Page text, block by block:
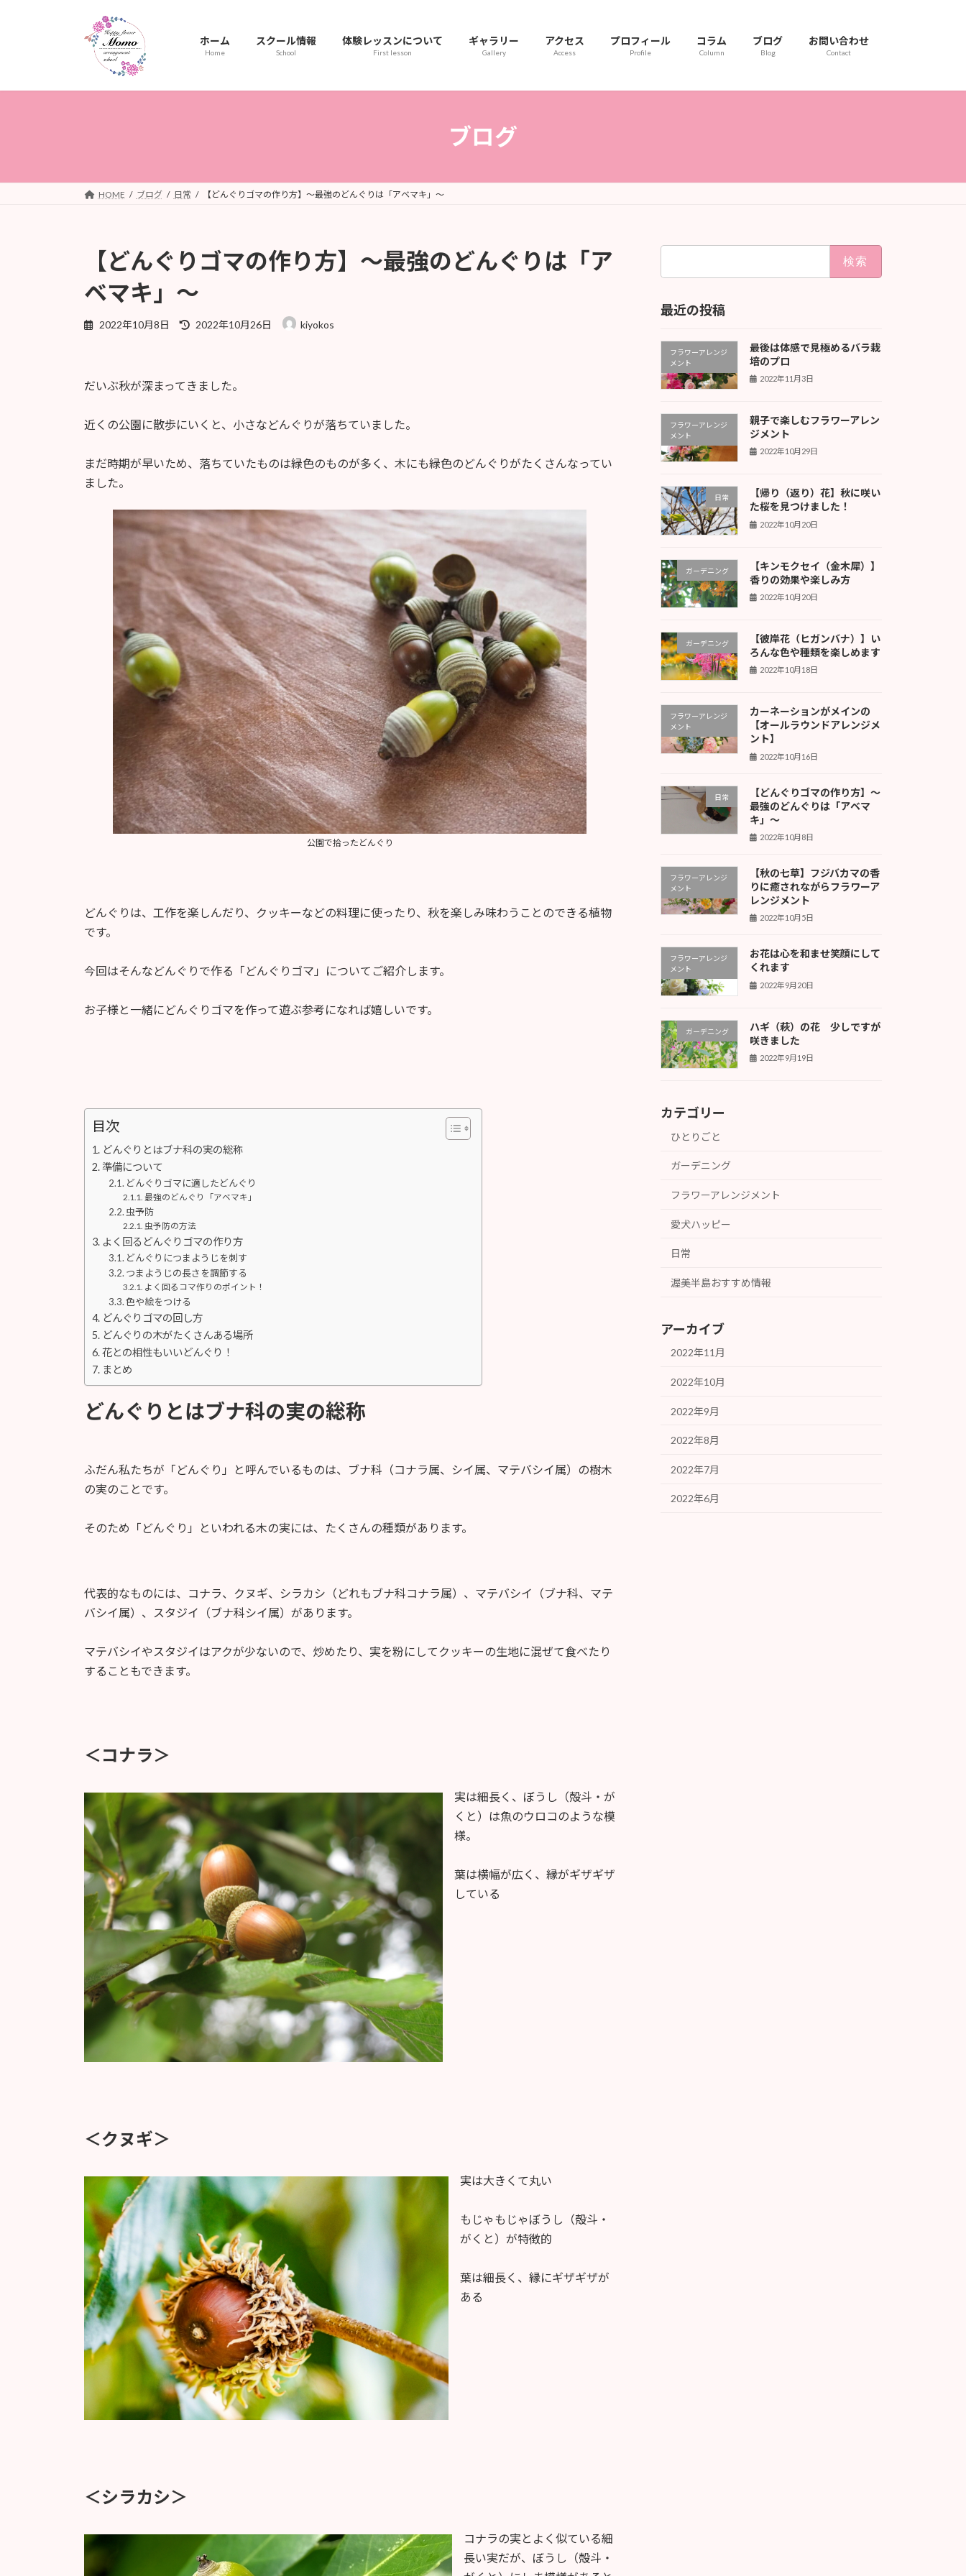
へ
ョ
ホーム
Home
スクール情報
School
体験レッスンについて
First lesson
ギャラリー
Gallery
アクセス
Access
プロフィール
Profile
コラム
Column
ブログ
Blog
お問い合わせ
Contact
ブログ
HOME ブログ 日常 【どんぐりゴマの作り方】〜最強のどんぐりは「アベマキ」〜
【どんぐりゴマの作り方】〜最強のどんぐりは「ア
ベマキ」〜
2022年10月8日
最
日
時
2022年10月26日 kiyokos
だいぶ秋が深まってきました。
近くの公園に散歩にいくと、小さなどんぐりが落ちていました。
まだ時期が早いため、落ちていたものは緑色のものが多く、木にも緑色のどんぐりがたくさんなってい
ました。
公園で拾ったどんぐり
どんぐりは、工作を楽しんだり、クッキーなどの料理に使ったり、秋を楽しみ味わうことのできる植物
です。
今回はそんなどんぐりで作る「どんぐりゴマ」についてご紹介します。
お子様と一緒にどんぐりゴマを作って遊ぶ参考になれば嬉しいです。
目次
どんぐりとはブナ科の実の総称
準備について
どんぐりゴマに適したどんぐり
最強のどんぐり「アベマキ」
虫予防
虫予防の方法
よく回るどんぐりゴマの作り方
どんぐりにつまようじを刺す
つまようじの長さを調節する
よく回るコマ作りのポイント！
色や絵をつける
どんぐりゴマの回し方
どんぐりの木がたくさんある場所
花との相性もいいどんぐり！
まとめ
どんぐりとはブナ科の実の総称
ふだん私たちが「どんぐり」と呼んでいるものは、ブナ科（コナラ属、シイ属、マテバシイ属）の樹木
の実のことです。
そのため「どんぐり」といわれる木の実には、たくさんの種類があります。
代表的なものには、コナラ、クヌギ、シラカシ（どれもブナ科コナラ属）、マテバシイ（ブナ科、マテ
バシイ属）、スタジイ（ブナ科シイ属）があります。
マテバシイやスタジイはアクが少ないので、炒めたり、実を粉にしてクッキーの生地に混ぜて食べたり
することもできます。
＜コナラ＞
実は細長く、ぼうし（殻斗・が
くと）は魚のウロコのような模
様。
葉は横幅が広く、縁がギザギザ
している
＜クヌギ＞
実は大きくて丸い
もじゃもじゃぼうし（殻斗・
がくと）が特徴的
葉は細長く、縁にギザギザが
ある
＜シラカシ＞
コナラの実とよく似ている細
長い実だが、ぼうし（殻斗・
最近の投稿
フラワーアレンジ
メント
最後は体感で見極めるバラ栽
培のプロ
2022年11月3日
フラワーアレンジ
メント
親子で楽しむフラワーアレン
ジメント
2022年10月29日
日常
【帰り（返り）花】秋に咲い
た桜を見つけました！
2022年10月20日
ガーデニング
【キンモクセイ（金木犀）】
香りの効果や楽しみ方
2022年10月20日
ガーデニング
【彼岸花（ヒガンバナ）】い
ろんな色や種類を楽しめます
2022年10月18日
フラワーアレンジ
メント
カーネーションがメインの
【オールラウンドアレンジメ
ント】
2022年10月16日
日常
【どんぐりゴマの作り方】〜
最強のどんぐりは「アベマ
キ」〜
2022年10月8日
フラワーアレンジ
メント
【秋の七草】フジバカマの香
りに癒されながらフラワーア
レンジメント
2022年10月5日
フラワーアレンジ
メント
お花は心を和ませ笑顔にして
くれます
2022年9月20日
ガーデニング
ハギ（萩）の花 少しですが
咲きました
2022年9月19日
カテゴリー
ひとりごと
ガーデニング
フラワーアレンジメント
愛犬ハッピー
日常
渥美半島おすすめ情報
アーカイブ
2022年11月
2022年10月
2022年9月
2022年8月
2022年7月
2022年6月